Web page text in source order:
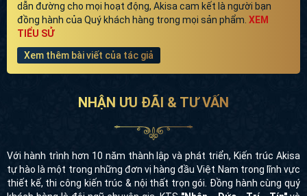
dẫn đường cho mọi hoạt động, Akisa cam kết là người bạn
đồng hành của Quý khách hàng trong mọi sản phẩm. XEM
TIỂU SỬ
Xem thêm bài viết của tác giả
NHẬN ƯU ĐÃI & TƯ VẤN
Với hành trình hơn 10 năm thành lập và phát triển, Kiến trúc Akisa
tự hào là một trong những đơn vị hàng đầu Việt Nam trong lĩnh vực
thiết kế, thi công kiến trúc & nội thất trọn gói. Đồng hành cùng quý